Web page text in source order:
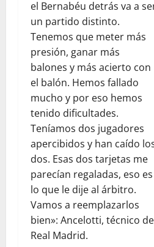
el Bernabéu detrás va a
un partido distinto.
Tenemos que meter más
presión, ganar más
balones y más acierto con
el balón. Hemos fallado
mucho y por eso hemos
tenido dificultades.
Teníamos dos jugadores
apercibidos y han caído
dos. Esas dos tarjetas me
parecían regaladas, eso es
lo que le dije al árbitro.
Vamos a reemplazarlos
bien»: Ancelotti, técnico
Real Madrid.